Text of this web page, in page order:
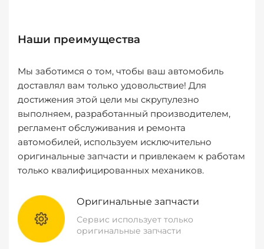
Наши преимущества
Мы заботимся о том, чтобы ваш автомобиль
доставлял вам только удовольствие! Для
достижения этой цели мы скрупулезно
выполняем, разработанный производителем,
регламент обслуживания и ремонта
автомобилей, используем исключительно
оригинальные запчасти и привлекаем к работам
только квалифицированных механиков.
Оригинальные запчасти
Сервис использует только
оригинальные запчасти